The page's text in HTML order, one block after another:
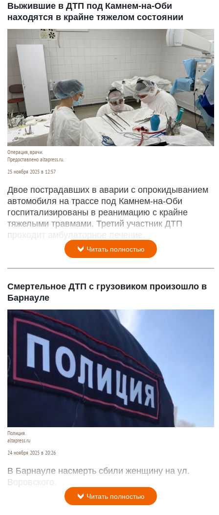
Выжившие в ДТП под Камнем-на-Оби
находятся в крайне тяжелом состоянии
Операция, врачи.
Предоставлено altapress.ru.
25 ноября 2025 в 12:57
Двое пострадавших в аварии с опрокидыванием
автомобиля на трассе под Камнем-на-Оби
госпитализированы в реанимацию с крайне
тяжелыми травмами. Третий участник ДТП
проходит амбулаторное лечение.
Читать полностью
Смертельное ДТП с грузовиком произошло в
Барнауле
Полиция.
altapress.ru
24 ноября 2025 в 20:26
В Барнауле насмерть сбили женщину на ул.
Воровского.
Читать полностью